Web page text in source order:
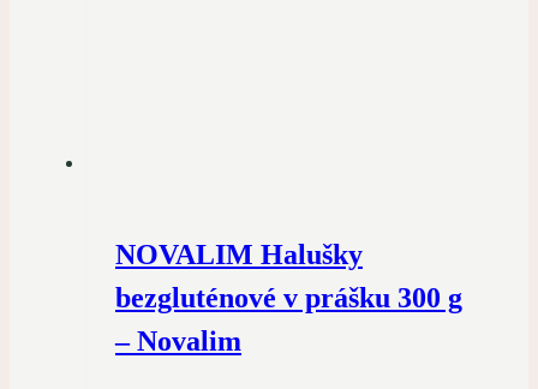
NOVALIM Halušky
bezgluténové v prášku 300 g
– Novalim